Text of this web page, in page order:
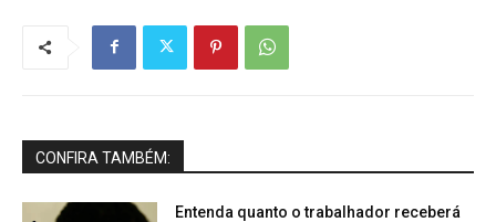
CONFIRA TAMBÉM:
Entenda quanto o trabalhador receberá